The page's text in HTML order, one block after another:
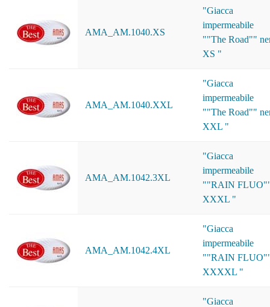
AMA_AM.1040.XS
"Giacca
impermeabile
""The Road""
XS "
AMA_AM.1040.XXL
"Giacca
impermeabile
""The Road""
XXL "
AMA_AM.1042.3XL
"Giacca
impermeabile
""RAIN
XXXL "
AMA_AM.1042.4XL
"Giacca
impermeabile
""RAIN
XXXXL "
"Giacca